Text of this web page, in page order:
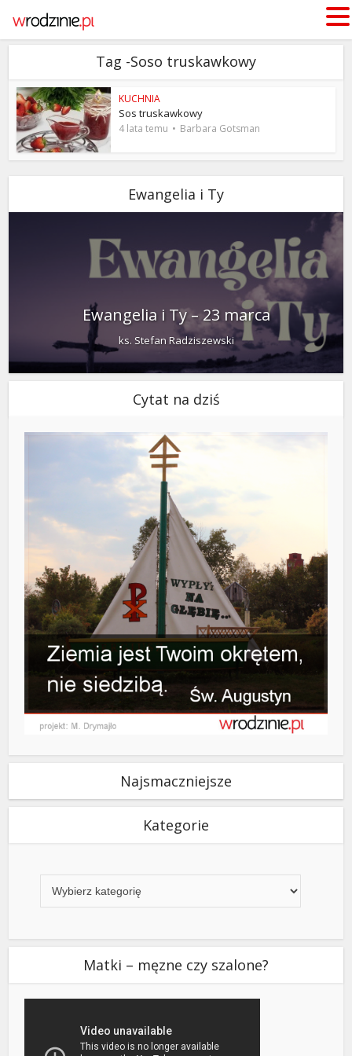
Tag -Soso truskawkowy
KUCHNIA
Sos truskawkowy
4 lata temu Barbara Gotsman
Ewangelia i Ty
Ewangelia i Ty – 23 marca
ks. Stefan Radziszewski
Cytat na dziś
Najsmaczniejsze
Kategorie
Matki – męzne czy szalone?